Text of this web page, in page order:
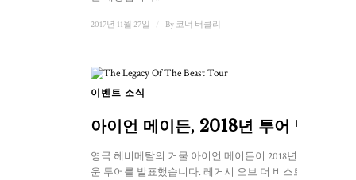
2017년 11월 27일 By 코너 버클리
이벤트 소식
아이언 메이든, 2018년 투어 발표
영국 헤비메탈의 거물 아이언 메이든이 2018년 새로
운 투어를 발표했습니다. 레거시 오브 더 비스트 투어